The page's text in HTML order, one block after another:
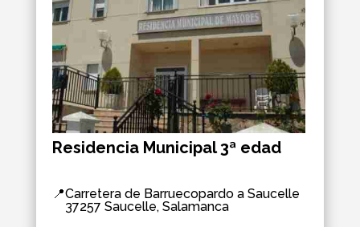
Residencia Municipal 3ª edad
📍Carretera de Barruecopardo a Saucelle
37257 Saucelle, Salamanca